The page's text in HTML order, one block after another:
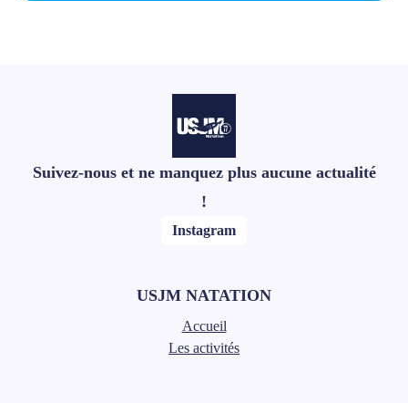
Suivez-nous et ne manquez plus aucune actualité
!
Instagram
USJM NATATION
Accueil
Les activités